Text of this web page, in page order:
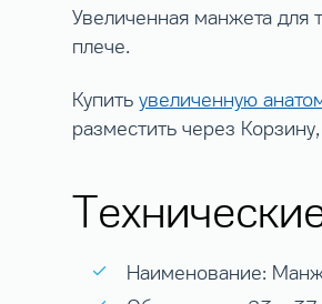
Увеличенная манжета для
плече.
Купить увеличенную
разместить через
Наименование: